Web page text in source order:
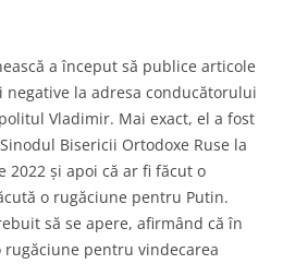
a început să publice articole
la adresa conducătorului
Vladimir. Mai exact, el a fost
Bisericii Ortodoxe Ruse la
și apoi că ar fi făcut o
o rugăciune pentru Putin.
să se apere, afirmând că în
pentru vindecarea